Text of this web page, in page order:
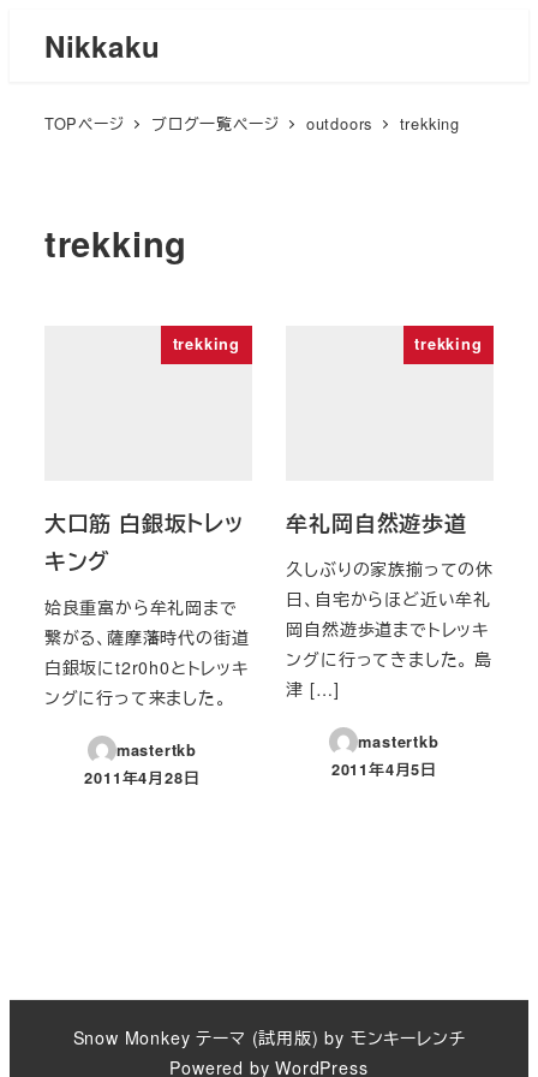
Nikkaku
TOPページ ブログ一覧ページ outdoors trekking
trekking
trekking
大口筋 白銀坂トレッ
キング
姶良重富から牟礼岡まで
繋がる、薩摩藩時代の街道
白銀坂にt2r0h0とトレッキ
ングに行って来ました。
mastertkb
投稿日
2011年4月28日
trekking
牟礼岡自然遊歩道
久しぶりの家族揃っての休
日、自宅からほど近い牟礼
岡自然遊歩道までトレッキ
ングに行ってきました。 島
津 […]
mastertkb
投稿日
2011年4月5日
Snow Monkey テーマ (試用版) by モンキーレンチ
Powered byWordPress